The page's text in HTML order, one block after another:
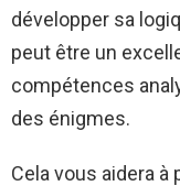
développer sa
peut être un
compétences
des énigmes.
Cela vous aidera